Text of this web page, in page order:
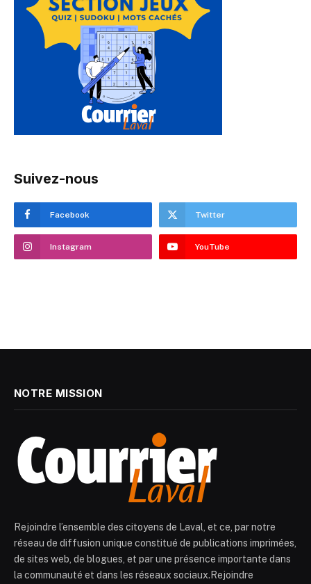
Suivez-nous
Facebook Twitter
Instagram YouTube
NOTRE MISSION
Rejoindre l’ensemble des citoyens de Laval, et ce, par notre
réseau de diffusion unique constitué de publications imprimées,
de sites web, de blogues, et par une présence importante dans
la communauté et dans les réseaux sociaux.Rejoindre